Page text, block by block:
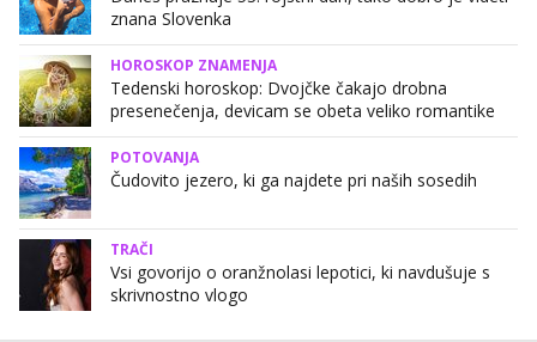
znana Slovenka
HOROSKOP ZNAMENJA
Tedenski horoskop: Dvojčke čakajo drobna
presenečenja, devicam se obeta veliko romantike
POTOVANJA
Čudovito jezero, ki ga najdete pri naših sosedih
TRAČI
Vsi govorijo o oranžnolasi lepotici, ki navdušuje s
skrivnostno vlogo